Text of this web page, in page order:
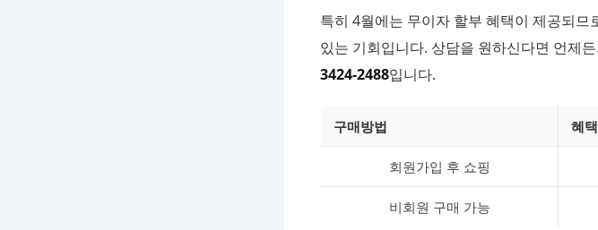
특히 4월에는 무이자 할부 혜택이 제공되
있는 기회입니다. 상담을 원하신다면 언제
3424-2488입니다.
구매방법 혜택
회원가입 후 쇼핑
비회원 구매 가능